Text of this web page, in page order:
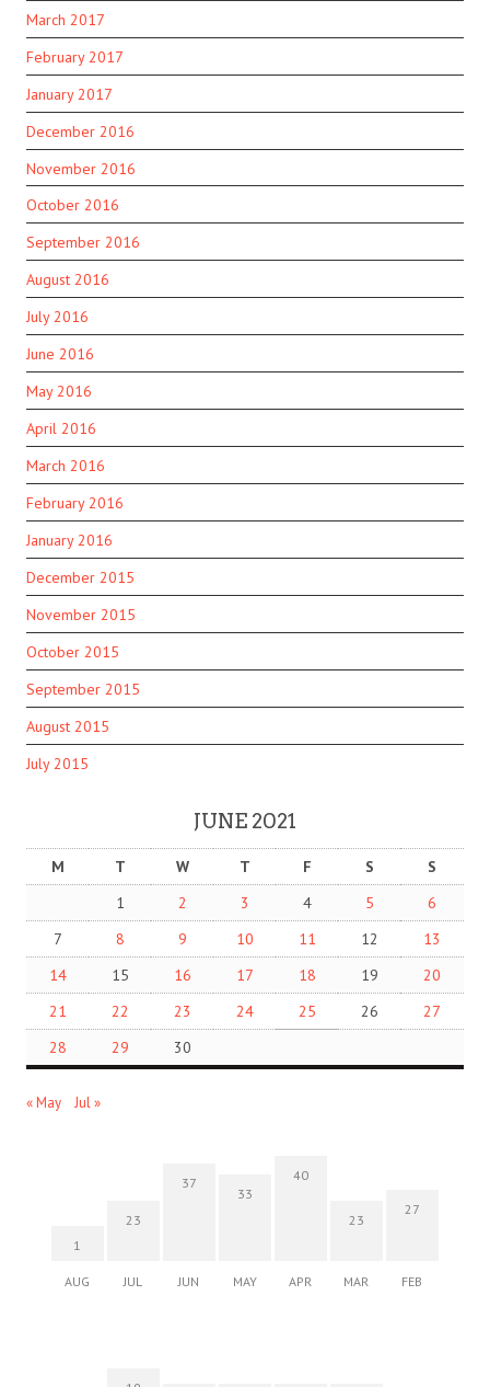
March 2017
February 2017
January 2017
December 2016
November 2016
October 2016
September 2016
August 2016
July 2016
June 2016
May 2016
April 2016
March 2016
February 2016
January 2016
December 2015
November 2015
October 2015
September 2015
August 2015
July 2015
JUNE 2021
M T W T F S
S
1
2 3 4 5
6
7
8 9 10 11 12
13
14
15 16 17 18 19
20
21
22 23 24 25 26
27
28
29 30
« May Jul »
1
AUG
23
JUL
37
JUN
33
MAY
40
APR
23
MAR
27
FEB